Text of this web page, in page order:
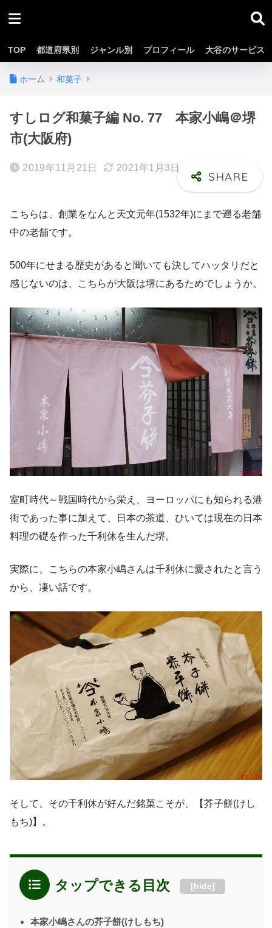
TOP 都道府県別 ジャンル別 プロフィール 大谷のサービス
ホーム 和菓子
すしログ和菓子編 No. 77 本家小嶋＠堺
市(大阪府)
2019年11月21日 2021年1月3日
こちらは、創業をなんと天文元年(1532年)にまで遡る老舗
中の老舗です。
500年にせまる歴史があると聞いても決してハッタリだと
感じないのは、こちらが大阪は堺にあるためでしょうか。
室町時代～戦国時代から栄え、ヨーロッパにも知られる港
街であった事に加えて、日本の茶道、ひいては現在の日本
料理の礎を作った千利休を生んだ堺。
実際に、こちらの本家小嶋さんは千利休に愛されたと言う
から、凄い話です。
そして、その千利休が好んだ銘菓こそが、【芥子餅(けし
もち)】。
タップできる目次 [hide]
本家小嶋さんの芥子餅(けしもち)